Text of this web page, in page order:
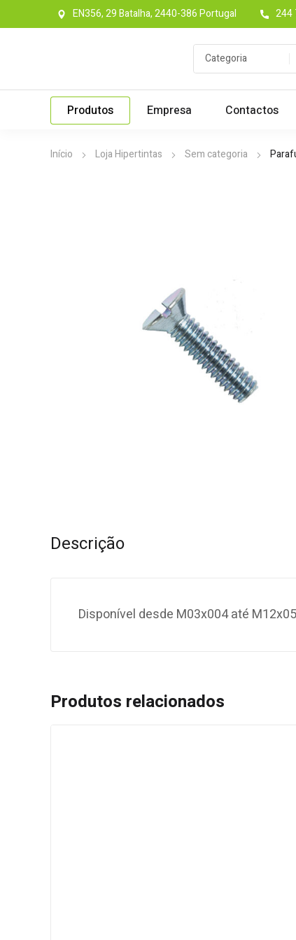
EN356, 29 Batalha, 2440-386 Portugal 244
Produtos Empresa Contactos
Início Loja Hipertintas Sem categoria
Descrição
Disponível desde M03x004 até
Produtos relacionados